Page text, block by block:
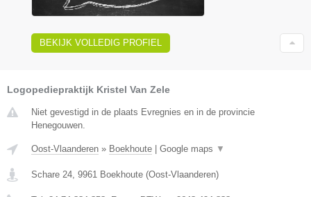
BEKIJK VOLLEDIG PROFIEL
Logopediepraktijk Kristel Van Zele
Niet gevestigd in de plaats Evregnies en in de provincie
Henegouwen.
Oost-Vlaanderen » Boekhoute | Google maps ▼
Schare 24 9961 Boekhoute (Oost-Vlaanderen)